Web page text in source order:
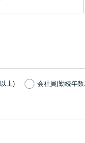
上) 会社員(勤続年